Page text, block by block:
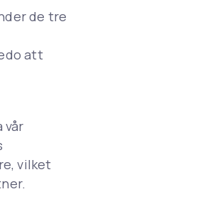
de tre
att
vår
vilket